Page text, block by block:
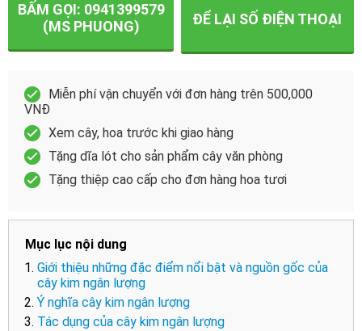
BẤM GỌI: 0941399579
(MS PHUONG)
ĐỂ LẠI SỐ ĐIỆN THOẠI
Miễn phí vận chuyển với đơn hàng trên 500,000
VNĐ
Xem cây, hoa trước khi giao hàng
Tặng dĩa lót cho sản phẩm cây văn phòng
Tặng thiệp cao cấp cho đơn hàng hoa tươi
Mục lục nội dung
Giới thiệu những đặc điểm nổi bật và nguồn gốc của
cây kim ngân lượng
Ý nghĩa cây kim ngân lượng
Tác dụng của cây kim ngân lượng